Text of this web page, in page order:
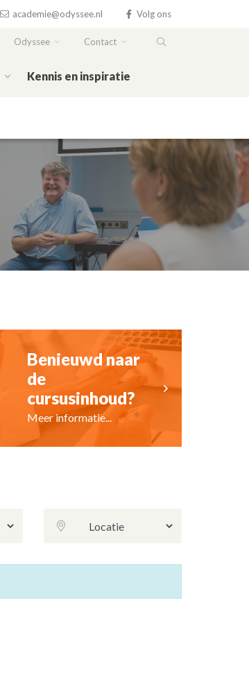
academie@odyssee.nl Volg ons
Odyssee Contact
Kennis en inspiratie
Benieuwd naar
de
cursusinhoud?
Meer informatie...